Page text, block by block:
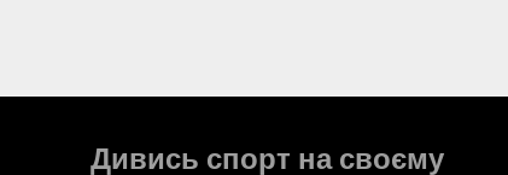
Дивись спорт на своєму